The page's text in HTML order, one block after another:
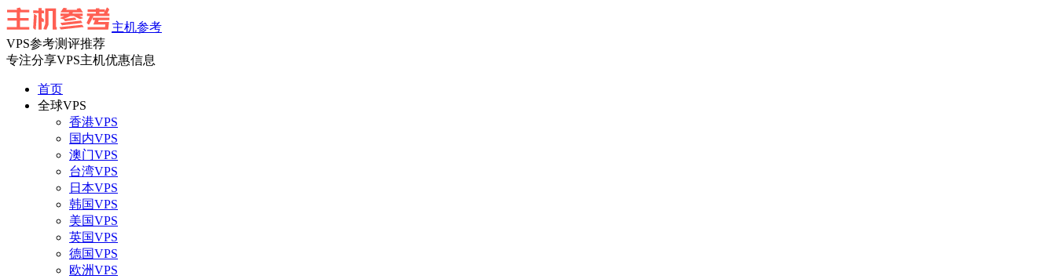
主机参考
VPS参考测评推荐
专注分享VPS主机优惠信息
首页
全球VPS
香港VPS
国内VPS
澳门VPS
台湾VPS
日本VPS
韩国VPS
美国VPS
英国VPS
德国VPS
欧洲VPS